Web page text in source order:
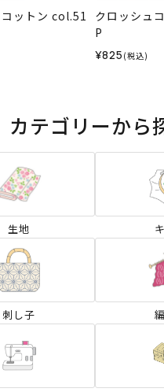
ットン col.51
クロッシュ
P
¥825 (税込)
カテゴリーから
生地
刺し子